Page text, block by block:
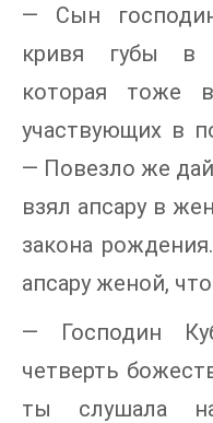
— Сын
кривя губы в
которая тоже
участвующих в
— Повезло же
взял апсару в
закона
апсару женой,
— Господин
четверть
ты слушала